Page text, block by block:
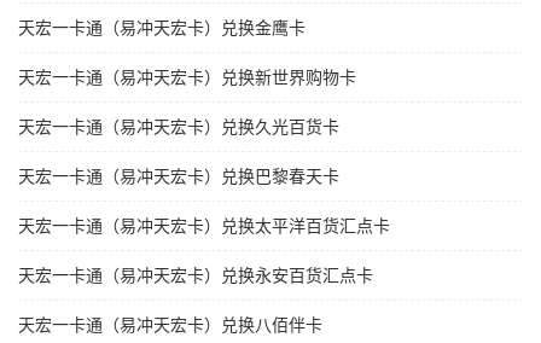
天宏一卡通（易冲天宏卡）兑换金鹰卡
天宏一卡通（易冲天宏卡）兑换新世界购物卡
天宏一卡通（易冲天宏卡）兑换久光百货卡
天宏一卡通（易冲天宏卡）兑换巴黎春天卡
天宏一卡通（易冲天宏卡）兑换太平洋百货汇点卡
天宏一卡通（易冲天宏卡）兑换永安百货汇点卡
天宏一卡通（易冲天宏卡）兑换八佰伴卡